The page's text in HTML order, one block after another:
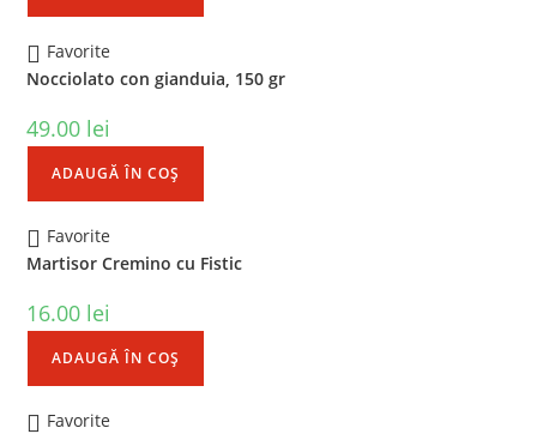
Favorite
Nocciolato con gianduia, 150 gr
49.00 lei
ADAUGĂ ÎN COȘ
Favorite
Martisor Cremino cu Fistic
16.00 lei
ADAUGĂ ÎN COȘ
Favorite